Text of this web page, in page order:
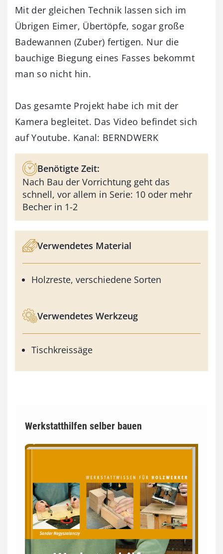
Mit der gleichen Technik lassen sich im
Übrigen Eimer, Übertöpfe, sogar große
Badewannen (Zuber) fertigen. Nur die
bauchige Biegung eines Fasses bekommt
man so nicht hin.
Das gesamte Projekt habe ich mit der
Kamera begleitet. Das Video befindet sich
auf Youtube. Kanal: BERNDWERK
Benötigte Zeit:
Nach Bau der Vorrichtung geht das
schnell, vor allem in Serie: 10 oder mehr
Becher in 1-2
Verwendetes Material
Holzreste, verschiedene Sorten
Verwendetes Werkzeug
Tischkreissäge
Werkstatthilfen selber bauen